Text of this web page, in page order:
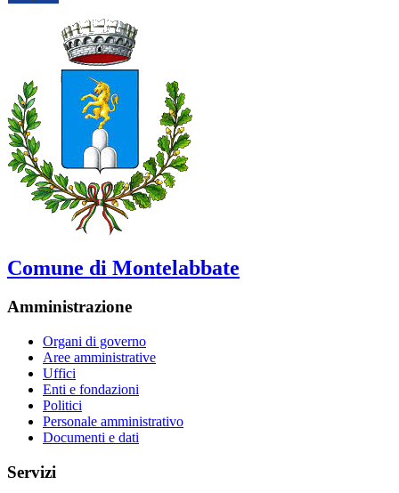
Comune di Montelabbate
Amministrazione
Organi di governo
Aree amministrative
Uffici
Enti e fondazioni
Politici
Personale amministrativo
Documenti e dati
Servizi